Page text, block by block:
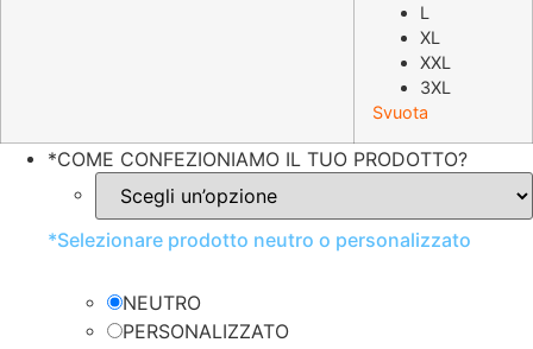
L
XL
XXL
3XL
Svuota
*COME CONFEZIONIAMO IL TUO PRODOTTO?
*Selezionare prodotto neutro o personalizzato
NEUTRO
PERSONALIZZATO